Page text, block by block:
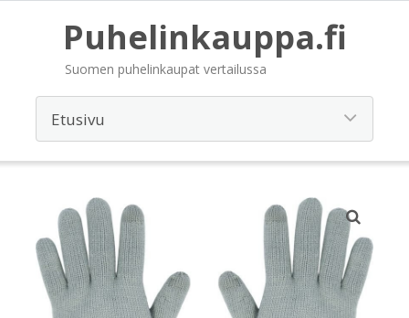
Puhelinkauppa.fi
Suomen puhelinkaupat vertailussa